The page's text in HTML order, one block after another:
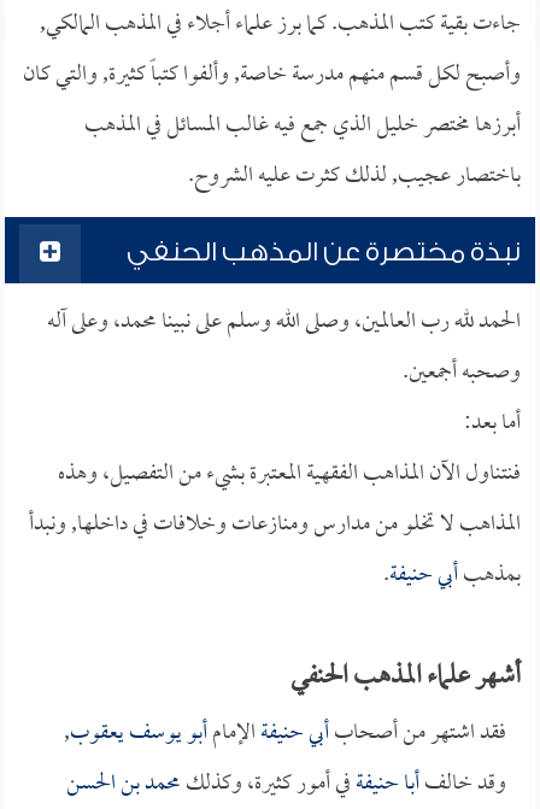
جاءت بقية كتب المذهب. كما برز علماء أجلاء في المذهب المالكي,
وأصبح لكل قسم منهم مدرسة خاصة, وألفوا كتباً كثيرة, والتي كان
أبرزها مختصر خليل الذي جمع فيه غالب المسائل في المذهب
باختصار عجيب, لذلك كثرت عليه الشروح.
نبذة مختصرة عن المذهب الحنفي
الحمد لله رب العالمين، وصلى الله وسلم على نبينا محمد، وعلى آله
وصحبه أجمعين.
أما بعد:
فنتناول الآن المذاهب الفقهية المعتبرة بشيء من التفصيل، وهذه
المذاهب لا تخلو من مدارس ومنازعات وخلافات في داخلها, ونبدأ
بمذهبأبي حنيفة.
أشهر علماء المذهب الحنفي
فقد اشتهر من أصحابأبي حنيفةالإمامأبو يوسف يعقوب,
وقد خالفأبا حنيفةفي أمور كثيرة، وكذلكمحمد بن الحسن